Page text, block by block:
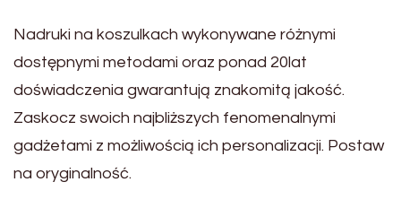
Nadruki na koszulkach wykonywane różnymi
dostępnymi metodami oraz ponad 20lat
doświadczenia gwarantują znakomitą jakość.
Zaskocz swoich najbliższych fenomenalnymi
gadżetami z możliwością ich personalizacji. Postaw
na oryginalność.